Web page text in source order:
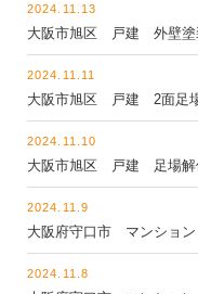
2024.11.13
大阪市旭区 戸建 外壁塗
2024.11.11
大阪市旭区 戸建 2面足
2024.11.10
大阪市旭区 戸建 足場解
2024.11.9
大阪府守口市 マンショ
2024.11.8